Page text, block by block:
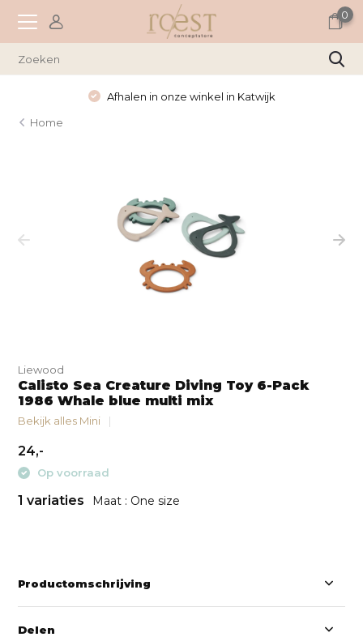
0
Afhalen in onze winkel in Katwijk
Home
Liewood
Calisto Sea Creature Diving Toy 6-Pack
1986 Whale blue multi mix
Bekijk alles Mini
24,-
Op voorraad
1 variaties Maat : One size
Productomschrijving
Delen